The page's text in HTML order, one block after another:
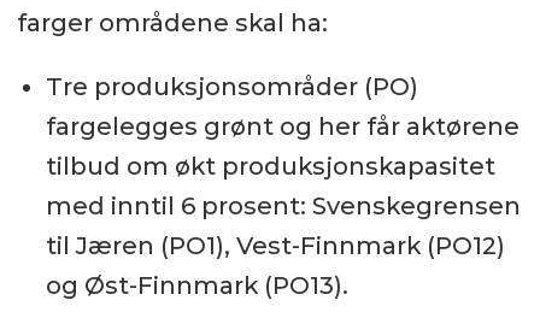
farger områdene skal ha:
Tre produksjonsområder (PO)
fargelegges grønt og her får aktørene
tilbud om økt produksjonskapasitet
med inntil 6 prosent: Svenskegrensen
til Jæren (PO1), Vest-Finnmark (PO12)
og Øst-Finnmark (PO13).